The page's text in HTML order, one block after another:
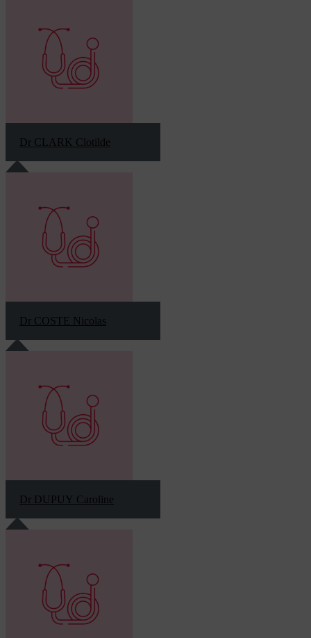
Dr CLARK Clotilde
Dr COSTE Nicolas
Dr DUPUY Caroline